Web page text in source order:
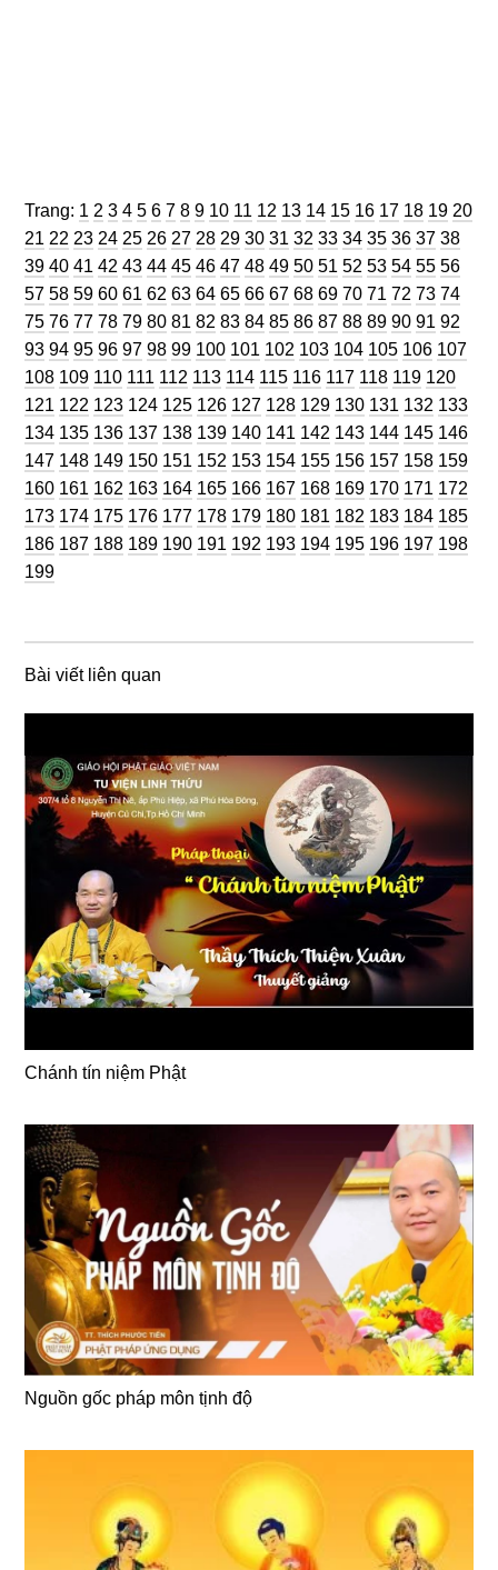
Trang: Trang
1 Trang
2 Trang
3 Trang
4 Trang
5 Trang
6 Trang
7 Trang
8 Trang
9 Trang
10 Trang
11 Trang
12 Trang
13 Trang
14 Trang
15 Trang
16 Trang
17 Trang
18 Trang
19 Trang
20
Trang
21 Trang
22 Trang
23 Trang
24 Trang
25 Trang
26 Trang
27 Trang
28 Trang
29 Trang
30 Trang
31 Trang
32 Trang
33 Trang
34 Trang
35 Trang
36 Trang
37 Trang
38
39 Trang
40 Trang
41 Trang
42 Trang
43 Trang
44 Trang
45 Trang
46 Trang
47 Trang
48 Trang
49 Trang
50 Trang
51 Trang
52 Trang
53 Trang
54 Trang
55 Trang
56
57 Trang
58 Trang
59 Trang
60 Trang
61 Trang
62 Trang
63 Trang
64 Trang
65 Trang
66 Trang
67 Trang
68 Trang
69 Trang
70 Trang
71 Trang
72 Trang
73 Trang
74
75 Trang
76 Trang
77 Trang
78 Trang
79 Trang
80 Trang
81 Trang
82 Trang
83 Trang
84 Trang
85 Trang
86 Trang
87 Trang
88 Trang
89 Trang
90 Trang
91 Trang
92
93 Trang
94 Trang
95 Trang
96 Trang
97 Trang
98 Trang
99 Trang
100 Trang
101 Trang
102 Trang
103 Trang
104 Trang
105 Trang
106 Trang
107
108 Trang
109 Trang
110 Trang
111 Trang
112 Trang
113 Trang
114 Trang
115 Trang
116 Trang
117 Trang
118 Trang
119 Trang
120
121 Trang
122 Trang
123 Trang
124 Trang
125 Trang
126 Trang
127 Trang
128 Trang
129 Trang
130 Trang
131 Trang
132 Trang
133
134 Trang
135 Trang
136 Trang
137 Trang
138 Trang
139 Trang
140 Trang
141 Trang
142 Trang
143 Trang
144 Trang
145 Trang
146
147 Trang
148 Trang
149 Trang
150 Trang
151 Trang
152 Trang
153 Trang
154 Trang
155 Trang
156 Trang
157 Trang
158 Trang
159
160 Trang
161 Trang
162 Trang
163 Trang
164 Trang
165 Trang
166 Trang
167 Trang
168 Trang
169 Trang
170 Trang
171 Trang
172
173 Trang
174 Trang
175 Trang
176 Trang
177 Trang
178 Trang
179 Trang
180 Trang
181 Trang
182 Trang
183 Trang
184 Trang
185
186 Trang
187 Trang
188 Trang
189 Trang
190 Trang
191 Trang
192 Trang
193 Trang
194 Trang
195 Trang
196 Trang
197 Trang
198
199
Bài viết liên quan
Chánh tín niệm Phật
Nguồn gốc pháp môn tịnh độ